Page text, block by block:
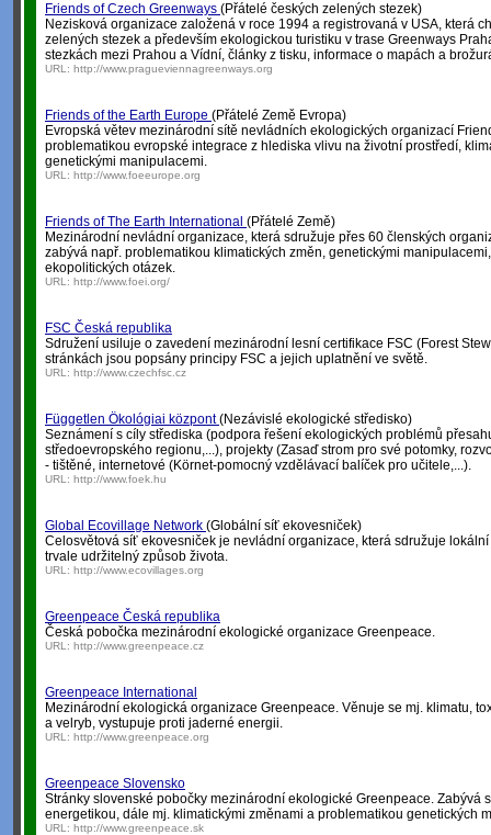
Friends of Czech Greenways (Přátelé českých zelených stezek)
Nezisková organizace založená v roce 1994 a registrovaná v USA, která
zelených stezek a především ekologickou turistiku v trase Greenways
stezkách mezi Prahou a Vídní, články z tisku, informace o mapách a
URL: http://www.pragueviennagreenways.org
Friends of the Earth Europe (Přátelé Země Evropa)
Evropská větev mezinárodní sítě nevládních ekologických organizací
problematikou evropské integrace z hlediska vlivu na životní prostředí,
genetickými manipulacemi.
URL: http://www.foeeurope.org
Friends of The Earth International (Přátelé Země)
Mezinárodní nevládní organizace, která sdružuje přes 60 členských
zabývá např. problematikou klimatických změn, genetickými
ekopolitických otázek.
URL: http://www.foei.org/
FSC Česká republika
Sdružení usiluje o zavedení mezinárodní lesní certifikace FSC (Forest
stránkách jsou popsány principy FSC a jejich uplatnění ve světě.
URL: http://www.czechfsc.cz
Független Ökológiai központ(Nezávislé ekologické středisko)
Seznámení s cíly střediska (podpora řešení ekologických problémů
středoevropského regionu,...), projekty (Zasaď strom pro své potomky,
- tištěné, internetové (Körnet-pomocný vzdělávací balíček pro učitele,...).
URL: http://www.foek.hu
Global Ecovillage Network (Globální síť ekovesniček)
Celosvětová síť ekovesniček je nevládní organizace, která sdružuje
trvale udržitelný způsob života.
URL: http://www.ecovillages.org
Greenpeace Česká republika
Česká pobočka mezinárodní ekologické organizace Greenpeace.
URL: http://www.greenpeace.cz
Greenpeace International
Mezinárodní ekologická organizace Greenpeace. Věnuje se mj. klimatu,
a velryb, vystupuje proti jaderné energii.
URL: http://www.greenpeace.org
Greenpeace Slovensko
Stránky slovenské pobočky mezinárodní ekologické Greenpeace. Zabývá
energetikou, dále mj. klimatickými změnami a problematikou genetických
URL: http://www.greenpeace.sk